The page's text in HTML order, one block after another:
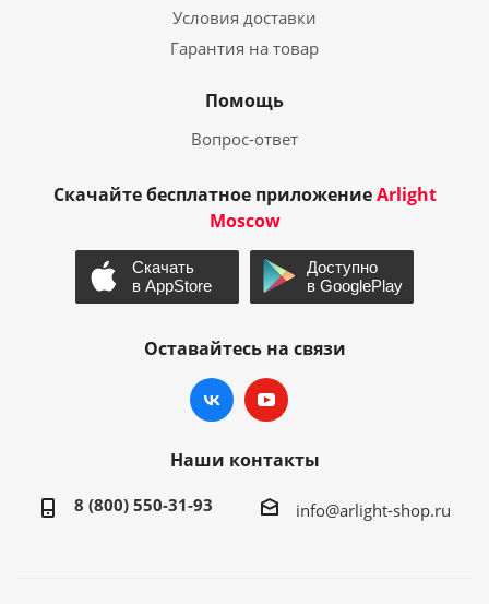
Условия доставки
Гарантия на товар
Помощь
Вопрос-ответ
Скачайте бесплатное приложениеArlight
Moscow
Оставайтесь на связи
Наши контакты
8 (800) 550-31-93 info@arlight-shop.ru